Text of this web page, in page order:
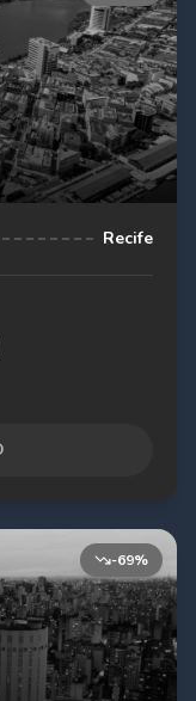
Recife
-69%